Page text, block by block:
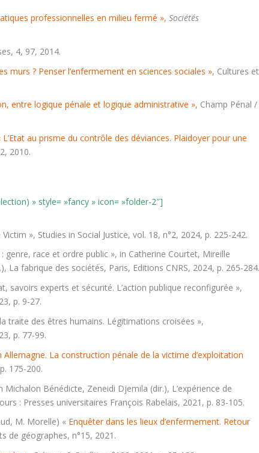
professionnelles en milieu fermé »,Sociétés
, 4, 97, 2014.
murs ? Penser l’enfermement en sciences sociales », Cultures et
entre logique pénale et logique administrative », Champ Pénal /
L’Etat au prisme du contrôle des déviances. Plaidoyer pour une
2010.
» style= »fancy » icon= »folder-2″]
», Studies in Social Justice, vol. 18, n°2, 2024, p. 225-242.
race et ordre public », in Catherine Courtet, Mireille
La fabrique des sociétés, Paris, Editions CNRS, 2024, p. 265-
savoirs experts et sécurité. L’action publique reconfigurée »,
p. 9-27.
traite des êtres humains. Légitimations croisées »,
p. 77-99.
La construction pénale de la victime d’exploitation
175-200.
Michalon Bénédicte, Zeneidi Djemila (dir.), L’expérience de
: Presses universitaires François Rabelais, 2021, p. 83-105.
M. Morelle) « Enquêter dans les lieux d’enfermement. Retour
de géographes, n°15, 2021.